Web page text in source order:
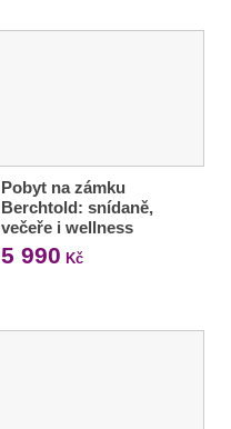
Pobyt na zámku
Berchtold: snídaně,
večeře i wellness
5 990 Kč